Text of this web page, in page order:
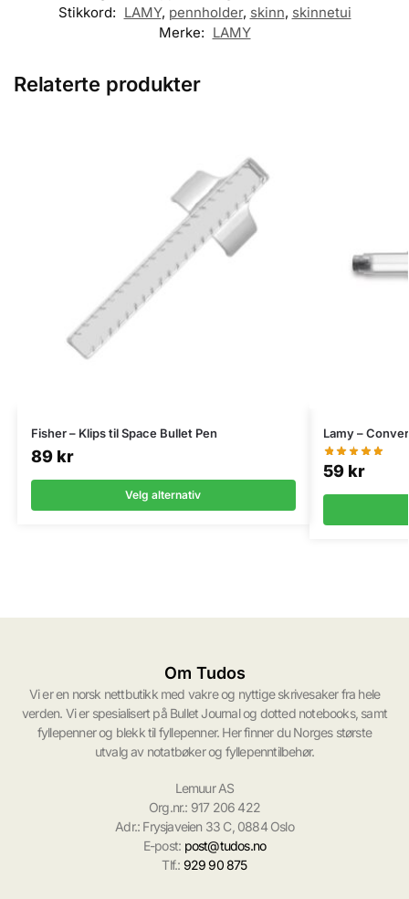
Stikkord: LAMY, pennholder, skinn, skinnetui
Merke: LAMY
Relaterte produkter
Fisher – Klips til Space Bullet Pen
89 kr
Velg alternativ
Lamy –
59 kr
Om Tudos
Vi er en norsk nettbutikk med vakre og nyttige skrivesaker fra hele
verden. Vi er spesialisert på Bullet Journal og dotted notebooks, samt
fyllepenner og blekk til fyllepenner. Her finner du Norges største
utvalg av notatbøker og fyllepenntilbehør.
Lemuur AS
Org.nr.: 917 206 422
Adr.: Frysjaveien 33 C, 0884 Oslo
E-post: post@tudos.no
Tlf.: 929 90 875